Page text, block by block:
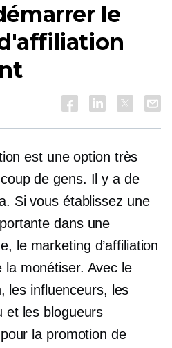
le
est une option très
de gens. Il y a de
Si vous établissez une
dans une
le marketing d’affiliation
monétiser. Avec le
les influenceurs, les
et les blogueurs
la promotion de